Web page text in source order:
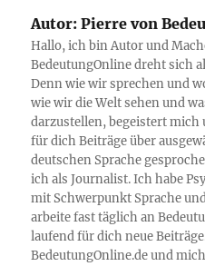
Autor: Pierre von
Hallo, ich bin Autor und
BedeutungOnline dreht sich
Denn wie wir sprechen und
wie wir die Welt sehen und
darzustellen, begeistert mich
für dich Beiträge über
deutschen Sprache
ich als Journalist. Ich habe
mit Schwerpunkt Sprache
arbeite fast täglich an
laufend für dich neue
BedeutungOnline.de und